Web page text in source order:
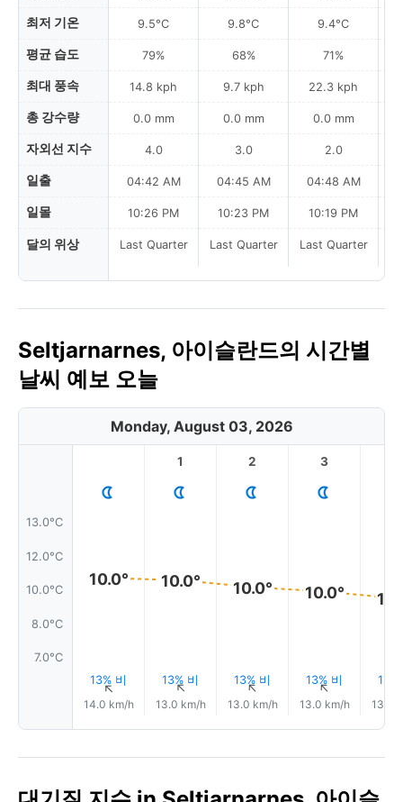
최저 기온
평균 습도
최대 풍속
총 강수량
자외선 지수
일출
일몰
달의 위상
9.5°C
79%
14.8 kph
0.0 mm
4.0
04:42 AM
10:26 PM
Last Quarter
9.8°C
68%
9.7 kph
0.0 mm
3.0
04:45 AM
10:23 PM
Last Quarter
9.4°C
71%
22.3 kph
0.0 mm
2.0
04:48 AM
10:19 PM
Last Quarter
Seltjarnarnes, 아이슬란드의 시간별
날씨 예보 오늘
Monday, August 03, 2026
13.0°C
12.0°C
10.0°C
8.0°C
7.0°C
10.0°
13% 비
↑
14.0 km/h
1
10.0°
13% 비
↑
13.0 km/h
2
10.0°
13% 비
↑
13.0 km/h
3
10.0°
13% 비
↑
13.0 km/h
12%
13.0